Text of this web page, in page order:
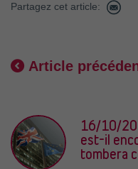
Partagez cet article:
Article
16/10/
est-il
tombera